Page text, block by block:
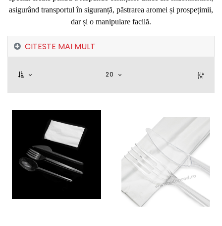
asigurând transportul în siguranță, păstrarea aromei și prospețimii,
dar și o manipulare facilă.
CITESTE MAI MULT
20